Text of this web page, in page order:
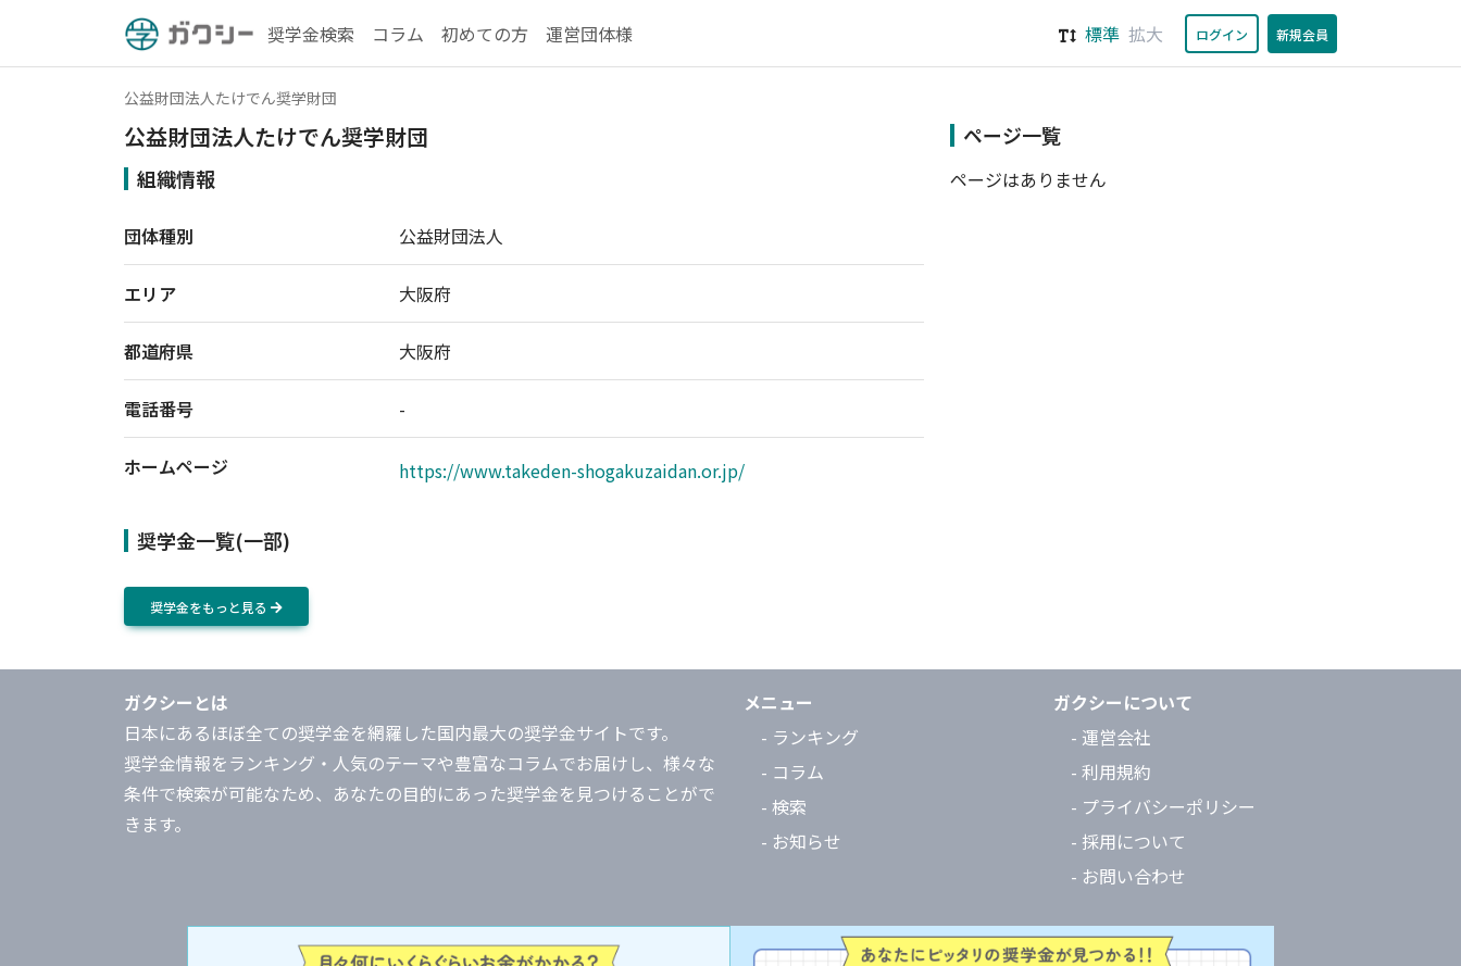
奨学金検索 コラム 初めての方 運営団体様 標準 拡大 ログイン 新規会員
公益財団法人たけでん奨学財団
公益財団法人たけでん奨学財団
組織情報
団体種別 公益財団法人
エリア 大阪府
都道府県 大阪府
電話番号 -
ホームページ https://www.takeden-shogakuzaidan.or.jp/
奨学金一覧(一部)
奨学金をもっと見る
ページ一覧
ページはありません
ガクシーとは
日本にあるほぼ全ての奨学金を網羅した国内最大の奨学金サイトです。
奨学金情報をランキング・人気のテーマや豊富なコラムでお届けし、様々な
条件で検索が可能なため、あなたの目的にあった奨学金を見つけることがで
きます。
メニュー
- ランキング
- コラム
- 検索
- お知らせ
ガクシーについて
- 運営会社
- 利用規約
- プライバシーポリシー
- 採用について
- お問い合わせ